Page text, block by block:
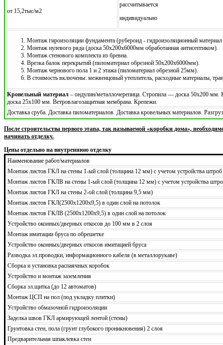
от 15,2тыс/м2
рассчитывается
индивидуально
Монтаж гироизоляции фундамента (рубероид - гидроизоляционный
Монтаж нулевого ряда (доска 50х200х6000мм обработанная антисептиком).
Монтаж стенового комплекта из бревна.
Врезка балок перекрытий (пиломатериал обрезной 50х200х6000мм).
Монтаж чернового пола 1 и 2 этажа (пиломатериал обрезной 25мм).
В стоимость включены: межвенцовый утеплитель, расходные материалы,
Кровельный материал – ондулин/металлочерепица. Стропила — доска 50х200
доска 25х100 мм. Ветровлагозащитная мембрана. Крепежи.
Доставка сруба. Доставка пиломатериалов. Доставка кровельных материалов.
После строительства первого этапа, так называемой «коробки дома»,
начинать отделку.
Цены отдельно на внутреннюю отделку
Наименование работ/материалов
Монтаж листов ГКЛ на стены 1-ый слой (толщина 12 мм) с учетом устройства штроб
Монтаж листов ГКЛВ на стены 1-ый слой (толщина 12 мм) с учетом устройства
Монтаж листов ГКЛ на стены 2-ой слой (толщина 9,5 мм)
Монтаж листов ГКЛ(2500х1200х9,5) в один слой на потолок
Монтаж листов ГКЛВ (2500х1200х9,5) в один слой на потолок
Устройство оконных/дверных откосов до 100 мм в 2 слоя
Монтаж имитации бруса по обрешетке
Устройство оконных/дверных откосов имитацией бруса
Разводка эл.проводки, информационного кабеля (в металлорукаве)
Сборка и установка распаячных коробок
Устройство и монтаж заземления
Сборка эл.щитка (до 12 автоматов)
Монтаж ЦСП на пол (под укладку плитки)
Устройство обмазочной гидроизоляции
Заделка швов ГКЛ армирующей лентой (стены)
Грунтовка стен, пола (грунт глубокого проникновения) 2 слоя
Предварительная шпаклевка стен